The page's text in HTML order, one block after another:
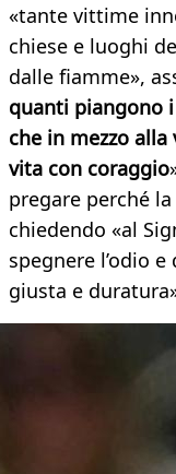
«tante vittime
chiese e luoghi
dalle fiamme»,
quanti piangono
che in mezzo
vita con coraggio
pregare perché
chiedendo «al
spegnere l’odio
giusta e